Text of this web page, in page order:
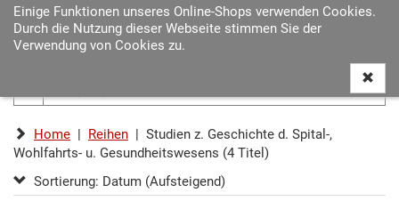
Einige Funktionen unseres Online-Shops verwenden Cookies.
Durch die Nutzung dieser Webseite stimmen Sie der
Verwendung von Cookies zu.
Home | Reihen | Studien z. Geschichte d. Spital-,
Wohlfahrts- u. Gesundheitswesens (4 Titel)
Sortierung: Datum (Aufsteigend)